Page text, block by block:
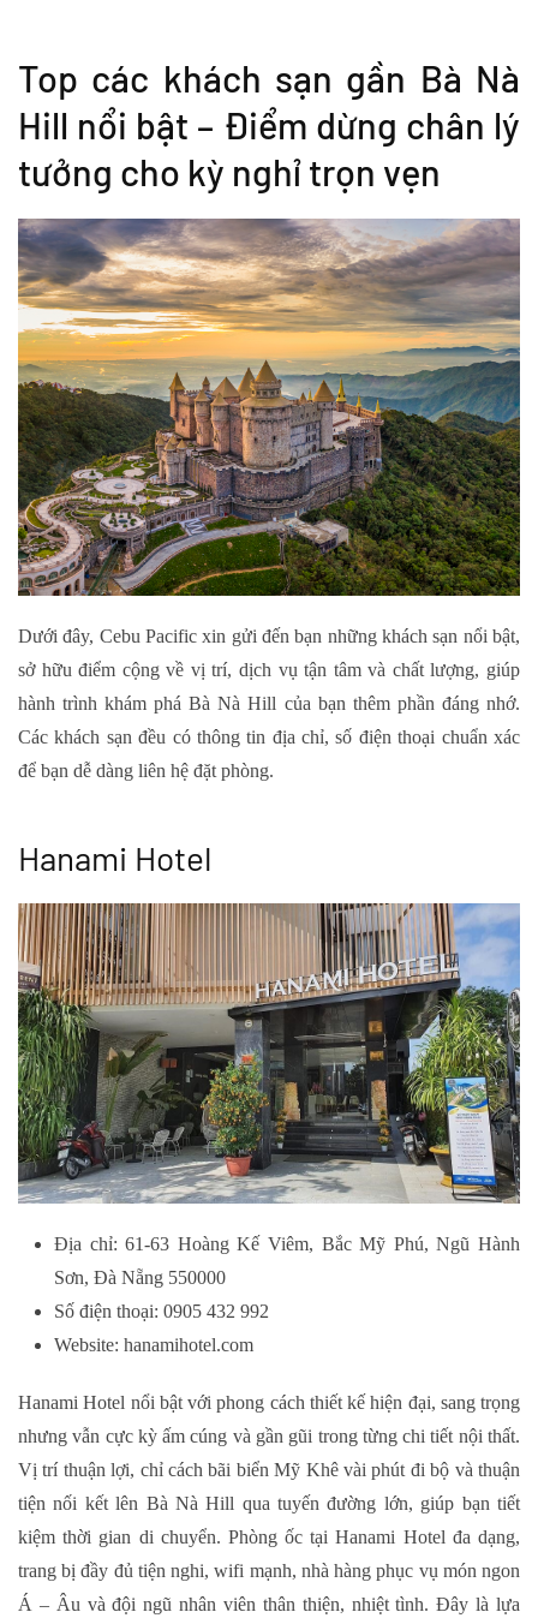
Top các khách sạn gần Bà Nà
Hill nổi bật – Điểm dừng chân lý
tưởng cho kỳ nghỉ trọn vẹn
Dưới đây, Cebu Pacific xin gửi đến bạn những khách sạn nổi bật,
sở hữu điểm cộng về vị trí, dịch vụ tận tâm và chất lượng, giúp
hành trình khám phá Bà Nà Hill của bạn thêm phần đáng nhớ.
Các khách sạn đều có thông tin địa chỉ, số điện thoại chuẩn xác
để bạn dễ dàng liên hệ đặt phòng.
Hanami Hotel
Địa chỉ: 61-63 Hoàng Kế Viêm, Bắc Mỹ Phú, Ngũ Hành
Sơn, Đà Nẵng 550000
Số điện thoại: 0905 432 992
Website: hanamihotel.com
Hanami Hotel nổi bật với phong cách thiết kế hiện đại, sang trọng
nhưng vẫn cực kỳ ấm cúng và gần gũi trong từng chi tiết nội thất.
Vị trí thuận lợi, chỉ cách bãi biển Mỹ Khê vài phút đi bộ và thuận
tiện nối kết lên Bà Nà Hill qua tuyến đường lớn, giúp bạn tiết
kiệm thời gian di chuyển. Phòng ốc tại Hanami Hotel đa dạng,
trang bị đầy đủ tiện nghi, wifi mạnh, nhà hàng phục vụ món ngon
Á – Âu và đội ngũ nhân viên thân thiện, nhiệt tình. Đây là lựa